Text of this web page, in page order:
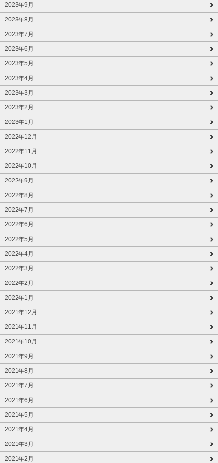
2023年9月
2023年8月
2023年7月
2023年6月
2023年5月
2023年4月
2023年3月
2023年2月
2023年1月
2022年12月
2022年11月
2022年10月
2022年9月
2022年8月
2022年7月
2022年6月
2022年5月
2022年4月
2022年3月
2022年2月
2022年1月
2021年12月
2021年11月
2021年10月
2021年9月
2021年8月
2021年7月
2021年6月
2021年5月
2021年4月
2021年3月
2021年2月